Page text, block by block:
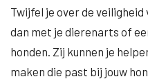
Twijfel je over de veiligheid
dan met je dierenarts of
honden. Zij kunnen je
maken die past bij jouw